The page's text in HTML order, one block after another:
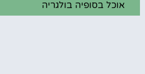
אוכל בסופיה בולגריה